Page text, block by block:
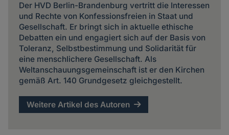
Der HVD Berlin-Brandenburg vertritt die Interessen
und Rechte von Konfessionsfreien in Staat und
Gesellschaft. Er bringt sich in aktuelle ethische
Debatten ein und engagiert sich auf der Basis von
Toleranz, Selbstbestimmung und Solidarität für
eine menschlichere Gesellschaft. Als
Weltanschauungsgemeinschaft ist er den Kirchen
gemäß Art. 140 Grundgesetz gleichgestellt.
Weitere Artikel des Autoren